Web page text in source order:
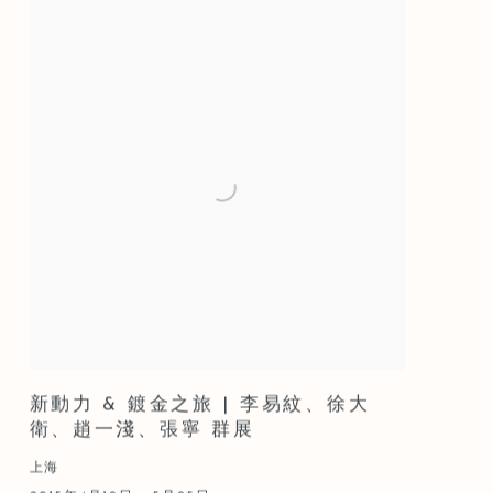
新動力 & 鍍金之旅 | 李易紋、徐大
衛、趙一淺、張寧 群展
上海